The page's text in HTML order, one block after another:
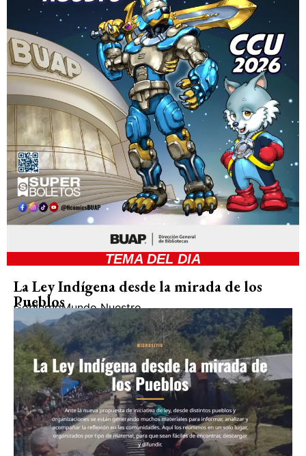
TEMA DEL DIA
La Ley Indígena desde la mirada de los
Pueblos
GobiernoMundo Nuestro